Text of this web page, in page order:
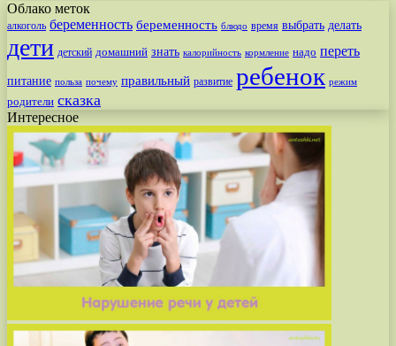
Облако меток
алкоголь беременность беременность блюдо время выбрать делать
дети детский домашний знать калорийность кормление надо переть
питание польза почему правильный развитие ребенок режим
родители сказка
Интересное